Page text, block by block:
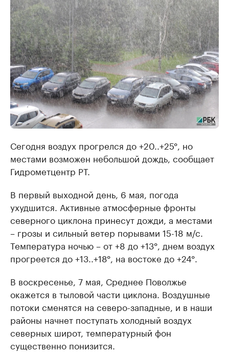
Сегодня воздух прогрелся до +20..+25°, но
местами возможен небольшой дождь, сообщает
Гидрометцентр РТ.
В первый выходной день, 6 мая, погода
ухудшится. Активные атмосферные фронты
северного циклона принесут дожди, а местами
– грозы и сильный ветер порывами 15-18 м/с.
Температура ночью – от +8 до +13°, днем воздух
прогреется до +13..+18°, на востоке до +24°.
В воскресенье, 7 мая, Среднее Поволжье
окажется в тыловой части циклона. Воздушные
потоки сменятся на северо-западные, и в наши
районы начнет поступать холодный воздух
северных широт, температурный фон
существенно понизится.